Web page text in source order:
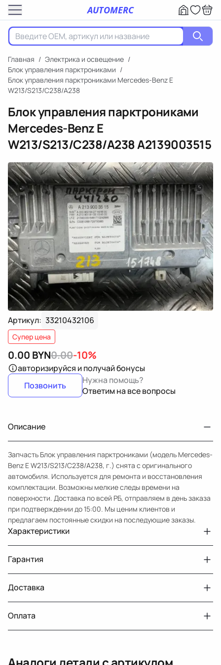
AUTOMERC
Главная / Электрика и освещение /
Блок управления парктрониками /
Блок управления парктрониками Mercedes-Benz E
W213/S213/C238/A238
Блок управления парктрониками
Mercedes-Benz E
W213/S213/C238/A238A2139003515
Артикул: 33210432106
Супер цена
0.00 BYN0.00-10%
авторизируйся и получай бонусы
Позвонить
Нужна помощь?
Ответим на все вопросы
Описание
Запчасть Блок управления парктрониками (модель Mercedes-
Benz E W213/S213/C238/A238, г.) снята с оригинального
автомобиля. Используется для ремонта и восстановления
комплектации. Возможны мелкие следы времени на
поверхности. Доставка по всей РБ, отправляем в день заказа
при подтверждении до 15:00. Мы ценим клиентов и
предлагаем постоянные скидки на последующие заказы.
Характеристики
Авто
MercedesBenz E W213
Год
2016 2021
Тег
Мерседес Бенс Е
Гарантия
Двигатели с навесным или без навесного
оборудования
30 дней
Датчик давления топлива, насос
топлива, ТНВД (бензин, дизель), форсунка
14 дней
Доставка
Оплата